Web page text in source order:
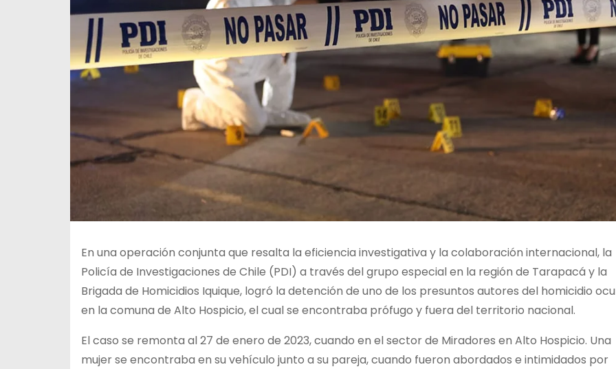
En una operación conjunta que resalta la eficiencia investigativa y la colaboración internacional, la
Policía de Investigaciones de Chile (PDI) a través del grupo especial en la región de Tarapacá y la
Brigada de Homicidios Iquique, logró la detención de uno de los presuntos autores del homicidio
en la comuna de Alto Hospicio, el cual se encontraba prófugo y fuera del territorio nacional.
El caso se remonta al 27 de enero de 2023, cuando en el sector de Miradores en Alto Hospicio. Una
mujer se encontraba en su vehículo junto a su pareja, cuando fueron abordados e intimidados por